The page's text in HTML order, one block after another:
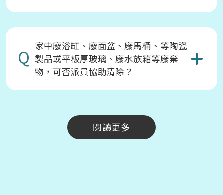
Q 家中廢浴缸、廢面盆、廢馬桶、等陶瓷
製品或平板厚玻璃、廢水族箱等廢棄
物，可否派員協助清除？
閱讀更多